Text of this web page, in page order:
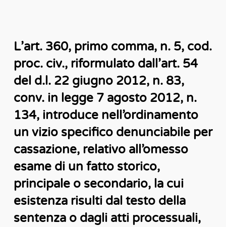
L’art. 360, primo comma, n. 5, cod.
proc. civ., riformulato dall’art. 54
del d.l. 22 giugno 2012, n. 83,
conv. in legge 7 agosto 2012, n.
134, introduce nell’ordinamento
un vizio specifico denunciabile per
cassazione, relativo all’omesso
esame di un fatto storico,
principale o secondario, la cui
esistenza risulti dal testo della
sentenza o dagli atti processuali,